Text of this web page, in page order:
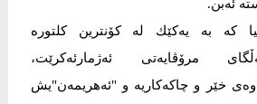
ئەبن.
كە بە یەكێك لە كۆنترین كلتورە
مرۆڤایەتی ئەژمارئەكرێت،
خێر و چاكەكاریە و "ئەهریمەن"یش